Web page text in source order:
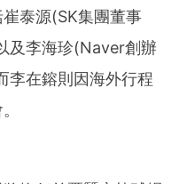
泰源(SK集團董事
及李海珍(Naver創辦
李在鎔則因海外行程